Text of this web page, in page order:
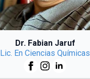
Dr. Fabian Jaruf
Lic. En Ciencias Químicas